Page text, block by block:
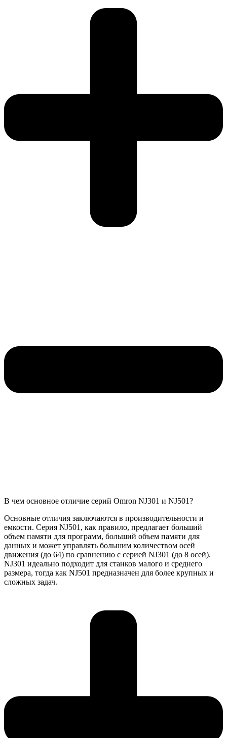
В чем основное отличие серий Omron NJ301 и NJ501?
Основные отличия заключаются в производительности и
емкости. Серия NJ501, как правило, предлагает больший
объем памяти для программ, больший объем памяти для
данных и может управлять большим количеством осей
движения (до 64) по сравнению с серией NJ301 (до 8 осей).
NJ301 идеально подходит для станков малого и среднего
размера, тогда как NJ501 предназначен для более крупных и
сложных задач.